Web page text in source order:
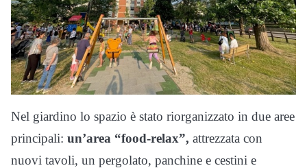
Nel giardino lo spazio è stato riorganizzato in due aree
principali: un’area “food-relax”, attrezzata con
nuovi tavoli, un pergolato, panchine e cestini e